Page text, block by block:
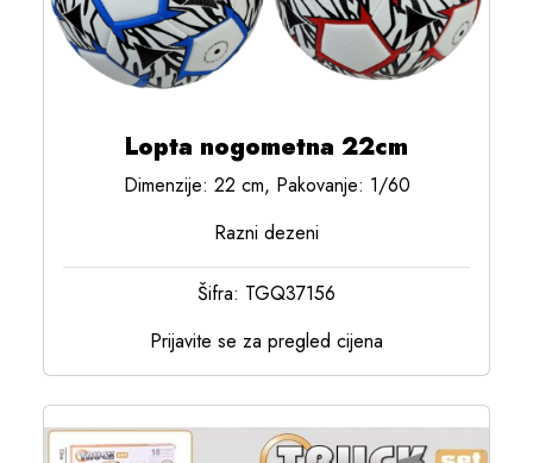
Lopta nogometna 22cm
Dimenzije: 22 cm, Pakovanje: 1/60
Razni dezeni
Šifra: TGQ37156
Prijavite se za pregled cijena